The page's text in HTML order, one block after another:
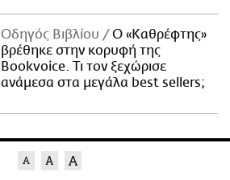
Οδηγός Βιβλίου
Ο «Καθρέφτης»
βρέθηκε στην κορυφή της
Bookvoice. Τι τον ξεχώρισε
ανάμεσα στα μεγάλα best sellers;